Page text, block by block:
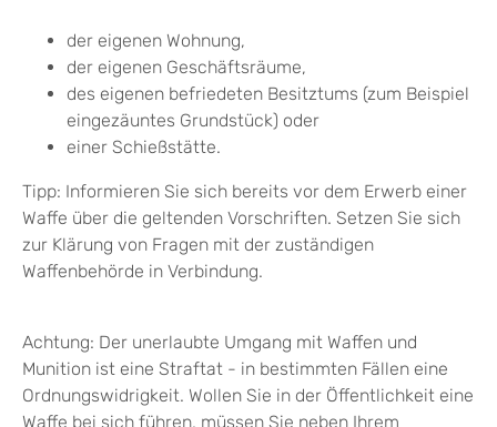
der eigenen Wohnung,
der eigenen Geschäftsräume,
des eigenen befriedeten Besitztums (zum Beispiel
eingezäuntes Grundstück) oder
einer Schießstätte.
Tipp: Informieren Sie sich bereits vor dem Erwerb einer
Waffe über die geltenden Vorschriften. Setzen Sie sich
zur Klärung von Fragen mit der zuständigen
Waffenbehörde in Verbindung.
Achtung: Der unerlaubte Umgang mit Waffen und
Munition ist eine Straftat - in bestimmten Fällen eine
Ordnungswidrigkeit. Wollen Sie in der Öffentlichkeit eine
Waffe bei sich führen, müssen Sie neben Ihrem